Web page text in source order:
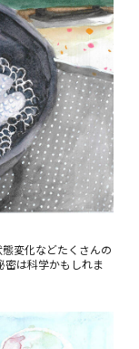
変化などたくさんの
密は科学かもしれま